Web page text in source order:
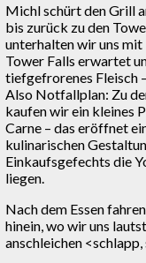
Michl schürt den Grill
bis zurück zu den
unterhalten wir uns
Tower Falls erwartet
tiefgefrorenes Fleisch
Also Notfallplan: Zu
kaufen wir ein kleines
Carne – das eröffnet
kulinarischen
Einkaufsgefechts die
liegen.
Nach dem Essen
hinein, wo wir uns
anschleichen <schlapp,